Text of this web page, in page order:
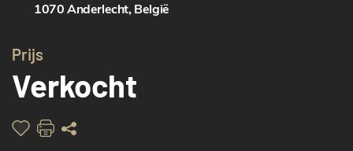
1070 Anderlecht, België
Prijs
Verkocht